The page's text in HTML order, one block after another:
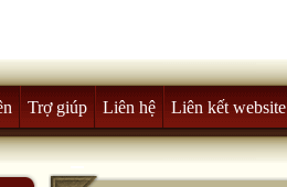
Trợ giúp Liên hệ Liên kết website